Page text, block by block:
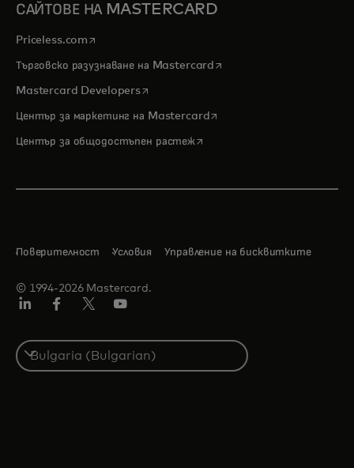
САЙТОВЕ НА MASTERCARD
Priceless.com opens in a new tab
Търговско разузнаване на Mastercard opens in a new tab
Mastercard Developersopens in a new tab
Център за маркетинг на Mastercardopens in a new tab
Център за общодостъпен растежopens in a new tab
© 1994-2026 Mastercard.
Поверителност Условия Управление на бисквитките
Select
a
country